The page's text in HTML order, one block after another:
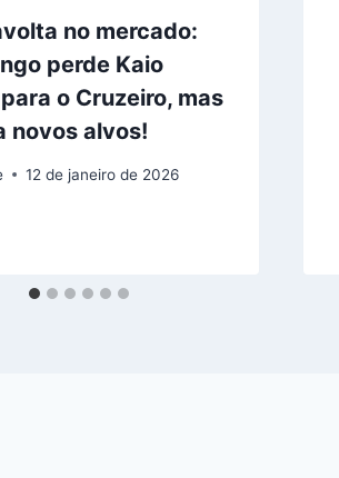
no mercado:
perde Kaio
o Cruzeiro, mas
novos alvos!
12 de janeiro de 2026